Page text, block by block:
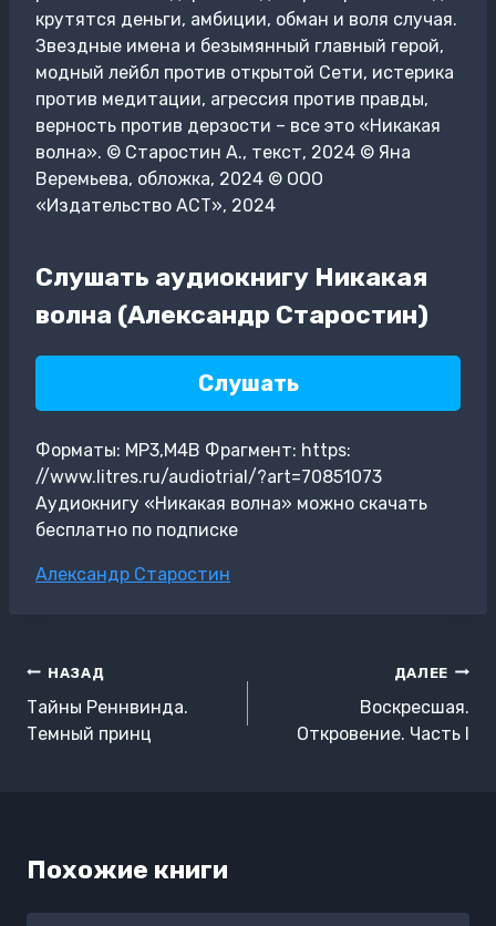
крутятся деньги, амбиции, обман и воля случая.
Звездные имена и безымянный главный герой,
модный лейбл против открытой Сети, истерика
против медитации, агрессия против правды,
верность против дерзости – все это «Никакая
волна». © Cтаростин A., текст, 2024 © Яна
Веремьева, обложка, 2024 © ООО
«Издательство АСТ», 2024
Слушать аудиокнигу Никакая
волна (Александр Старостин)
Слушать
Форматы: MP3,M4B Фрагмент: https:
//www.litres.ru/audiotrial/?art=70851073
Аудиокнигу «Никакая волна» можно скачать
бесплатно по подписке
Метки
Александр Старостин
Навигация
по
записям
НАЗАД
Тайны Реннвинда.
Темный принц
ДАЛЕЕ
Воскресшая.
Откровение. Часть I
Похожие книги